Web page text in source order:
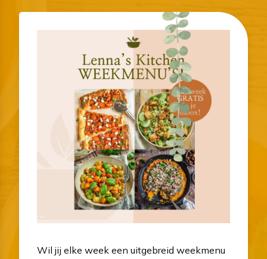
Wil jij elke week een uitgebreid weekmenu